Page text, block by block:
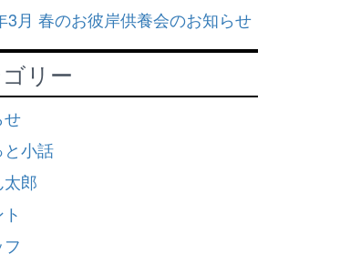
3月 春のお彼岸供養会のお知らせ
リー
せ
小話
郎